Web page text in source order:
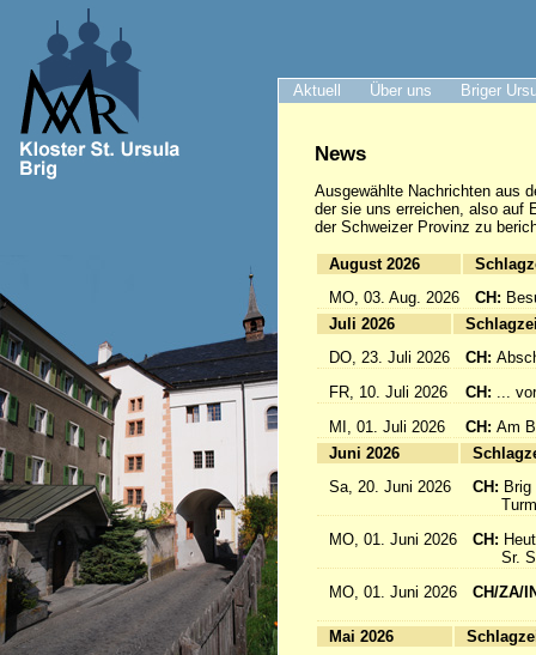
Aktuell Über uns Briger
News
Ausgewählte Nachrichten aus
der sie uns erreichen, also auf
der Schweizer Provinz zu
August 2026
MO, 03. Aug. 2026
CH:
Juli 2026
DO, 23. Juli 2026
CH:
FR, 10. Juli 2026
CH: ...
MI, 01. Juli 2026
CH: Am
Juni 2026
Sa, 20. Juni 2026
CH:
MO, 01. Juni 2026
CH:
Sr.
MO, 01. Juni 2026
CH/ZA/
Mai 2026